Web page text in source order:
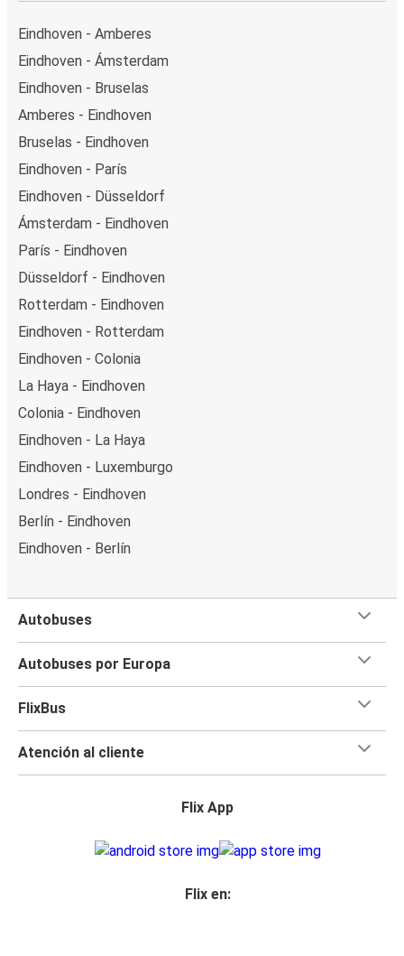
Eindhoven - Amberes
Eindhoven - Ámsterdam
Eindhoven - Bruselas
Amberes - Eindhoven
Bruselas - Eindhoven
Eindhoven - París
Eindhoven - Düsseldorf
Ámsterdam - Eindhoven
París - Eindhoven
Düsseldorf - Eindhoven
Rotterdam - Eindhoven
Eindhoven - Rotterdam
Eindhoven - Colonia
La Haya - Eindhoven
Colonia - Eindhoven
Eindhoven - La Haya
Eindhoven - Luxemburgo
Londres - Eindhoven
Berlín - Eindhoven
Eindhoven - Berlín
Autobuses
Autobuses por Europa
FlixBus
Atención al cliente
Flix App
Flix en: